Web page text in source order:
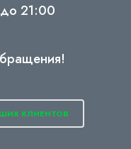
21:00
КЛИЕНТОВ